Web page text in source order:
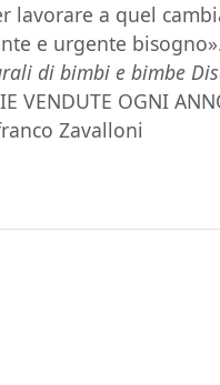
lavorare a quel
e urgente
di bimbi e bimbe
VENDUTE OGNI
Zavalloni